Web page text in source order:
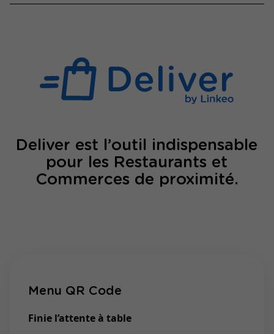
Deliver est l’outil indispensable
pour les Restaurants et
Commerces de proximité.
Menu QR Code
Finie l’attente à table